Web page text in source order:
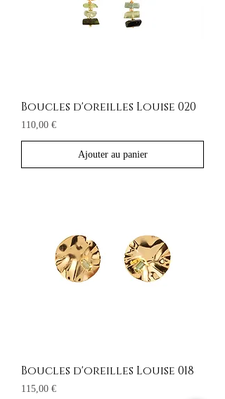
Boucles d'oreilles Louise 020
Prix
110,00 €
Ajouter au panier
Boucles d'oreilles Louise 018
Prix
115,00 €